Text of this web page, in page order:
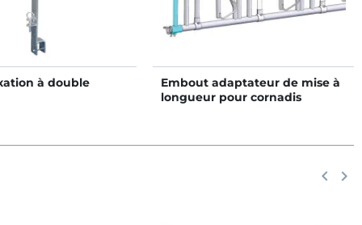
à double
Embout adaptateur de mise à
longueur pour cornadis
keyboard_arrow_left keyboard_arrow_right